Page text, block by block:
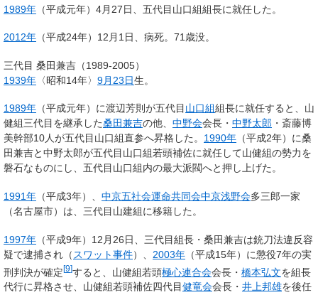
1989年 （平成元年）4月27日、五代目山口組組長に就任した。
2012年 （平成24年）12月1日、病死。71歳没。
三代目 桑田兼吉（1989-2005）
1939年 〈昭和14年〉 9月23日生。
1989年 （平成元年）に渡辺芳則が五代目 山口組組長に就任すると、山
健組三代目を継承した桑田兼吉の他、 中野会会長・ 中野太郎 ・斎藤博
美幹部10人が五代目山口組直参へ昇格した。 1990年 （平成2年）に桑
田兼吉と中野太郎が五代目山口組若頭補佐に就任して山健組の勢力を
磐石なものにし、五代目山口組内の最大派閥へと押し上げた。
1991年 （平成3年）、 中京五社会運命共同会中京浅野会多三郎一家
（名古屋市）は、三代目山建組に移籍した。
1997年 （平成9年）12月26日、三代目組長・桑田兼吉は銃刀法違反容
疑で逮捕され（ スワット事件）、 2003年 （平成15年）に懲役7年の実
刑判決が確定[9]すると、山健組若頭極心連合会会長・ 橋本弘文を組長
代行に昇格させ、山健組若頭補佐四代目健竜会会長・ 井上邦雄を後任